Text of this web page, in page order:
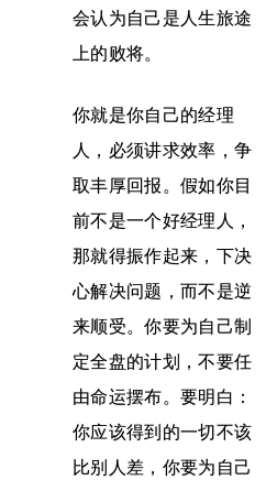
会认为自己是人生旅途
上的败将。
你就是你自己的经理
人，必须讲求效率，争
取丰厚回报。假如你目
前不是一个好经理人，
那就得振作起来，下决
心解决问题，而不是逆
来顺受。你要为自己制
定全盘的计划，不要任
由命运摆布。要明白：
你应该得到的一切不该
比别人差，你要为自己